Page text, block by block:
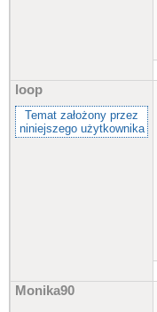
loop
Temat założony przez
niniejszego użytkownika
Monika90